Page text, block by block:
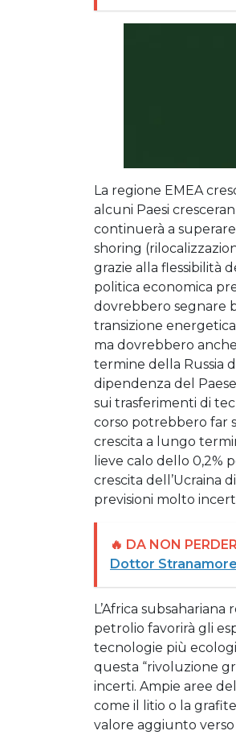
La regione EMEA
alcuni Paesi
continuerà a
shoring
grazie alla flessibilità
politica economica
dovrebbero segnare
transizione
ma dovrebbero
termine della Russia
dipendenza del
sui trasferimenti di
corso potrebbero far
crescita a lungo
lieve calo dello 0,2%
crescita dell’Ucraina
previsioni molto
🔥 DA NON
Dottor Stranamore
L’Africa
petrolio favorirà gli
tecnologie più
questa “rivoluzione
incerti. Ampie aree
come il litio o la
valore aggiunto